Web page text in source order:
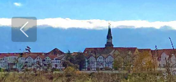
Vorheriges Bild